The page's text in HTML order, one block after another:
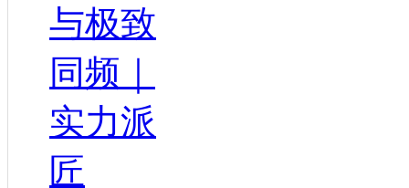
与极致
同频｜
实力派
匠